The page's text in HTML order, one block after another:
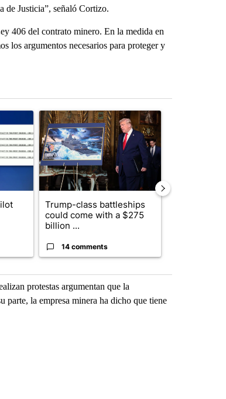
de Justicia”, señaló Cortizo.
406 del contrato minero. En la medida en
los argumentos necesarios para proteger y
Story: Pilot killed in plane crash indicted by
A trending article titled "Trump-class
Trump-class battleships
could come with a $275
billion ...
14 comments
protestas argumentan que la
parte, la empresa minera ha dicho que tiene